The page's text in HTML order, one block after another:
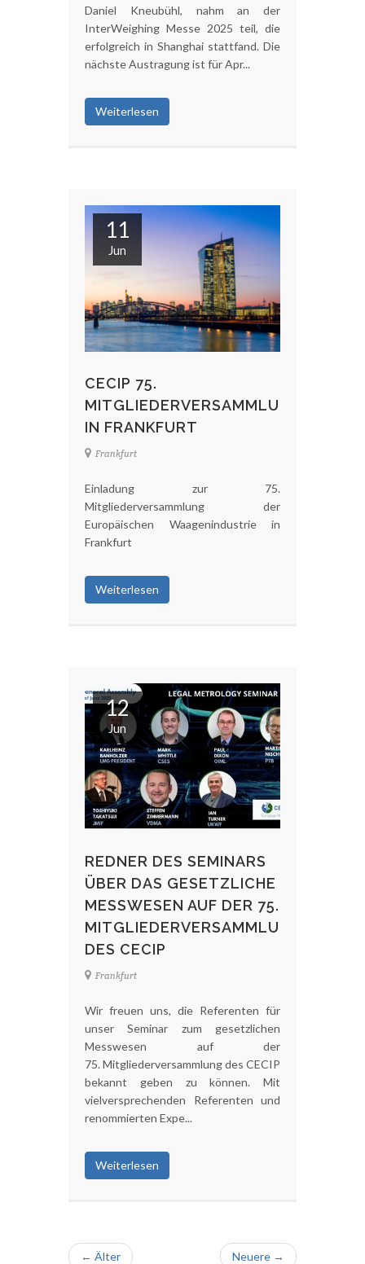
Daniel Kneubühl, nahm an der
InterWeighing Messe 2025 teil, die
erfolgreich in Shanghai stattfand. Die
nächste Austragung ist für Apr...
Weiterlesen
11
Jun
CECIP 75.
MITGLIEDERVERSAMMLUNG
IN FRANKFURT
Frankfurt
Einladung zur 75.
Mitgliederversammlung der
Europäischen Waagenindustrie in
Frankfurt
Weiterlesen
12
Jun
REDNER DES SEMINARS
ÜBER DAS GESETZLICHE
MESSWESEN AUF DER 75.
MITGLIEDERVERSAMMLUNG
DES CECIP
Frankfurt
Wir freuen uns, die Referenten für
unser Seminar zum gesetzlichen
Messwesen auf der
75. Mitgliederversammlung des CECIP
bekannt geben zu können. Mit
vielversprechenden Referenten und
renommierten Expe...
Weiterlesen
← Älter Neuere →